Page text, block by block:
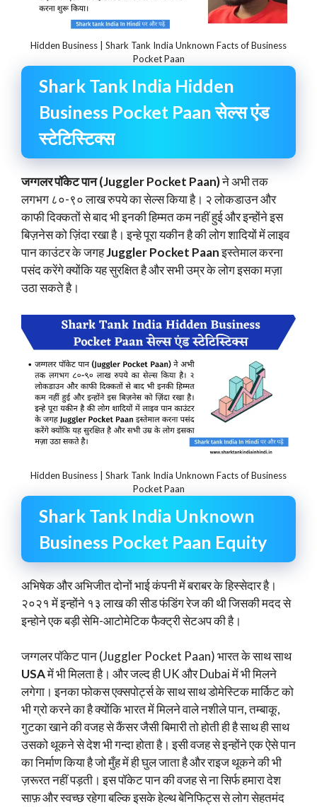
Hidden Business | Shark Tank India Unknown Facts of Business
Pocket Paan
Shark Tank India Hidden
Business Pocket Paan सेल्स एंड
स्टेटिस्टिक्स
जग्गलर पॉकेट पान (Juggler Pocket Paan)ने अभी तक
लगभग ८०-९० लाख रुपये का सेल्स किया है। २ लोकडाउन और
काफी दिक्कतों से बाद भी इनकी हिम्मत कम नहीं हुई और इन्होंने इस
बिज़नेस को ज़िंदा रखा है। इन्हे पूरा यकीन है की लोग शादियों में लाइव
पान काउंटर के जगहJuggler Pocket Paanइस्तेमाल करना
पसंद करेंगे क्योंकि यह सुरक्षित है और सभी उम्र के लोग इसका मज़ा
उठा सकते है।
Hidden Business | Shark Tank India Unknown Facts of Business
Pocket Paan
Shark Tank India Unknown
Business Pocket Paan Equity
अभिषेक और अभिजीत दोनों भाई कंपनी में बराबर के हिस्सेदार है।
२०२१ में इन्होंने १३ लाख की सीड फंडिंग रेज की थी जिसकी मदद से
इन्होने एक बड़ी सेमि-आटोमेटिक फैक्ट्री सेटअप की है।
जग्गलर पॉकेट पान (Juggler Pocket Paan) भारत के साथ साथ
USAमें भी मिलता है। और जल्द ही UK और Dubai में भी मिलने
लगेगा। इनका फोकस एक्सपोर्ट्स के साथ साथ डोमेस्टिक मार्किट को
भी ग्रो करने का है क्योंकि भारत में मिलने वाले नशीले पान, तम्बाकू,
गुटका खाने की वजह से कैंसर जैसी बिमारी तो होती ही है साथ ही साथ
उसको थूकने से देश भी गन्दा होता है। इसी वजह से इन्होंने एक ऐसे पान
का निर्माण किया है जो मुँह में ही घुल जाता है और राइज थूकने की भी
ज़रूरत नहीं पड़ती। इस पॉकेट पान की वजह से ना सिर्फ हमारा देश
साफ़ और स्वच्छ रहेगा बल्कि इसके हेल्थ बेनिफिट्स से लोग सेहतमंद